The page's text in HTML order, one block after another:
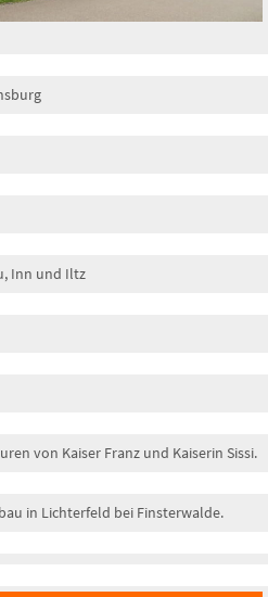
Inn und Iltz
von Kaiser Franz und Kaiserin Sissi.
in Lichterfeld bei Finsterwalde.